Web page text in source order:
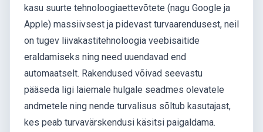
kasu suurte tehnoloogiaettevõtete (nagu Google ja
Apple) massiivsest ja pidevast turvaarendusest, neil
on tugev liivakastitehnoloogia veebisaitide
eraldamiseks ning need uuendavad end
automaatselt. Rakendused võivad seevastu
pääseda ligi laiemale hulgale seadmes olevatele
andmetele ning nende turvalisus sõltub kasutajast,
kes peab turvavärskendusi käsitsi paigaldama.